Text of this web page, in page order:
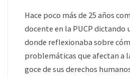
Hace poco más de 25 años
docente en la PUCP dictando
donde reflexionaba sobre
problemáticas que afectan a
goce de sus derechos